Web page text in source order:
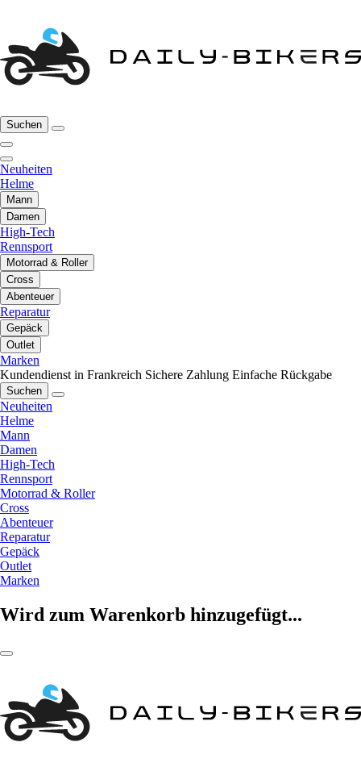
Suchen
Neuheiten
Helme
Mann
Damen
High-Tech
Rennsport
Motorrad & Roller
Cross
Abenteuer
Reparatur
Gepäck
Outlet
Marken
Kundendienst in Frankreich Sichere Zahlung Einfache Rückgabe
Suchen
Neuheiten
Helme
Mann
Damen
High-Tech
Rennsport
Motorrad & Roller
Cross
Abenteuer
Reparatur
Gepäck
Outlet
Marken
Wird zum Warenkorb hinzugefügt...